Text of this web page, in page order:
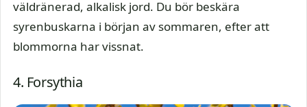
väldränerad, alkalisk jord. Du bör beskära
syrenbuskarna i början av sommaren, efter att
blommorna har vissnat.
4. Forsythia